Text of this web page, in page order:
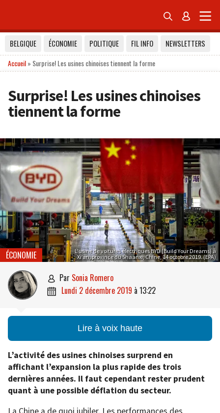
 
BELGIQUE ÉCONOMIE POLITIQUE FIL INFO
NEWSLETTERS
Accueil» Surprise! Les usines chinoises tiennent la forme
Surprise! Les usines chinoises
tiennent la forme
L’usine de voitures électriques BYD (Build Your Dreams) à
Xi’an, province du Shaanxi, Chine, 14 octobre 2019. (EPA)
ÉCONOMIE
 par Sonia Romero
 lundi 2 décembre 2019 à 13:22
Lire à voix haute
L’activité des usines chinoises surprend en
affichant l’expansion la plus rapide des trois
dernières années. Il faut cependant rester prudent
quant à une possible déflation du secteur.